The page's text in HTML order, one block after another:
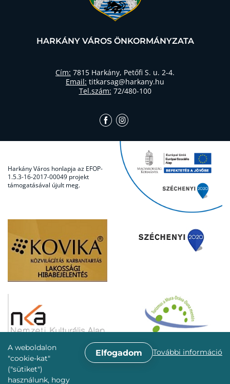
A weboldalon
"cookie-kat"
("sütiket")
használunk, hogy
Elfogadom További információ
HARKÁNY VÁROS ÖNKORMÁNYZATA
Cím: 7815 Harkány, Petőfi S. u. 2-4.
Email: titkarsag@harkany.hu
Tel.szám: 72/480-100
Harkány Város honlapja az EFOP-
1.5.3-16-2017-00049 projekt
támogatásával újult meg.